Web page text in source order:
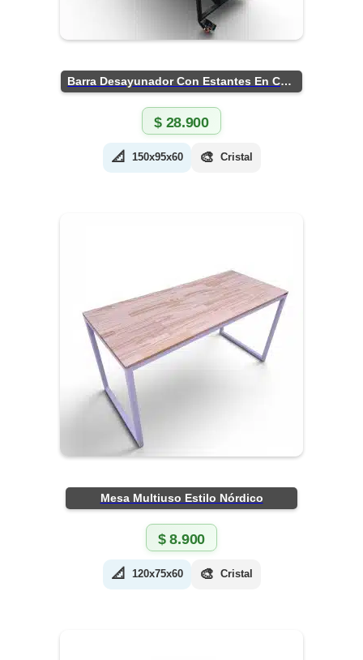
Barra Desayunador Con Estantes En Chapa
$28.900
📐 150x95x60 🎨 Cristal
Mesa Multiuso Estilo Nórdico
$8.900
📐 120x75x60 🎨 Cristal